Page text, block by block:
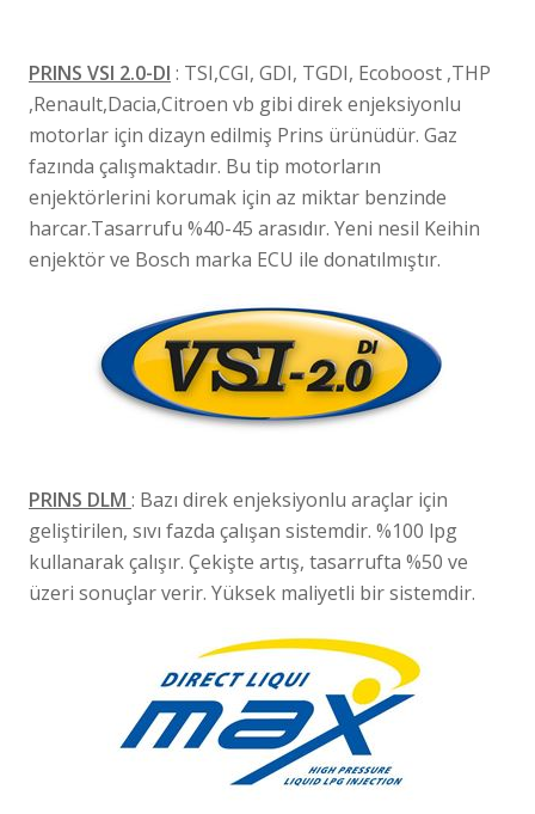
PRINS VSI 2.0-DI : TSI,CGI, GDI, TGDI, Ecoboost ,THP
,Renault,Dacia,Citroen vb gibi direk enjeksiyonlu
motorlar için dizayn edilmiş Prins ürünüdür. Gaz
fazında çalışmaktadır. Bu tip motorların
enjektörlerini korumak için az miktar benzinde
harcar.Tasarrufu %40-45 arasıdır. Yeni nesil Keihin
enjektör ve Bosch marka ECU ile donatılmıştır.
PRINS DLM : Bazı direk enjeksiyonlu araçlar için
geliştirilen, sıvı fazda çalışan sistemdir. %100 lpg
kullanarak çalışır. Çekişte artış, tasarrufta %50 ve
üzeri sonuçlar verir. Yüksek maliyetli bir sistemdir.